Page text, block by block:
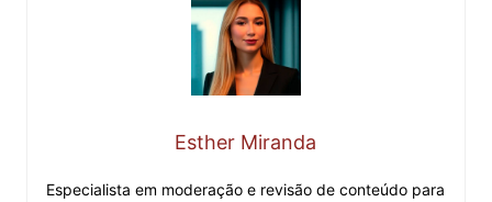
Esther Miranda
Especialista em moderação e revisão de conteúdo para